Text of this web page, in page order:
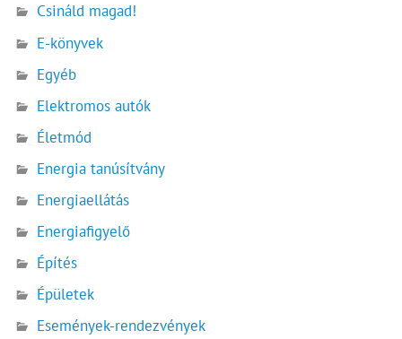
Csináld magad!
E-könyvek
Egyéb
Elektromos autók
Életmód
Energia tanúsítvány
Energiaellátás
Energiafigyelő
Építés
Épületek
Események-rendezvények